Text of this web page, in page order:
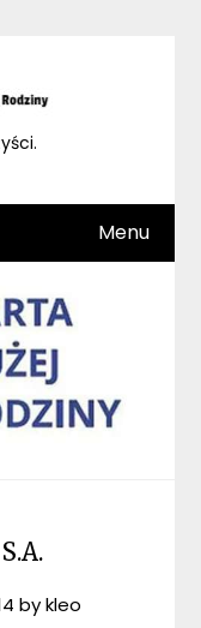
Menu
bykleo